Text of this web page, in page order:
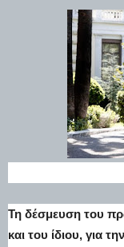
Τη δέσμευση του
και του ίδιου, για